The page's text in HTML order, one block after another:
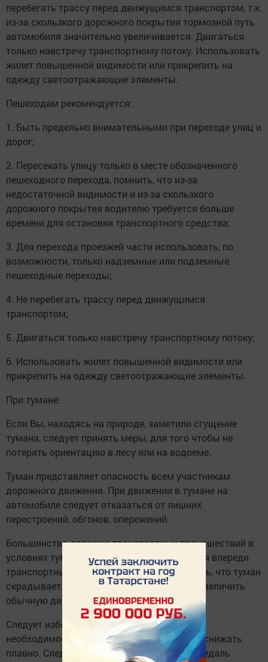
перебегать трассу перед движущимся транспортом, т.к.
из-за скользкого дорожного покрытия тормозной путь
автомобиля значительно увеличивается. Двигаться
только навстречу транспортному потоку. Использовать
жилет повышенной видимости или прикрепить на
одежду светоотражающие элементы.
Пешеходам рекомендуется:
1. Быть предельно внимательными при переходе улиц и
дорог;
2. Пересекать улицу только в месте обозначенного
пешеходного перехода, помнить, что из-за
недостаточной видимости и из-за скользкого
дорожного покрытия водителю требуется больше
времени для остановки транспортного средства;
3. Для перехода проезжей части использовать, по
возможности, только надземные или подземные
пешеходные переходы;
4. Не перебегать трассу перед движущимся
транспортом;
5. Двигаться только навстречу транспортному потоку;
6. Использовать жилет повышенной видимости или
прикрепить на одежду светоотражающие элементы.
При тумане:
Если Вы, находясь на природе, заметили сгущение
тумана, следует принять меры, для того чтобы не
потерять ориентацию в лесу или на водоеме.
Туман представляет опасность всем участникам
дорожного движения. При движении в тумане на
автомобиле следует отказаться от лишних
перестроений, обгонов, опережений.
Большинство дорожно-транспортных происшествий в
условиях тумана происходит с движущимся впереди
транспортным средством. Важно учитывать, что туман
скрадывает расстояние – целесообразно увеличить
обычную дистанцию, снизить скорость.
Следует избегать резких торможений: при
необходимости остановки скорость нужно снижать
плавно. Следует несколько раз нажать на педаль